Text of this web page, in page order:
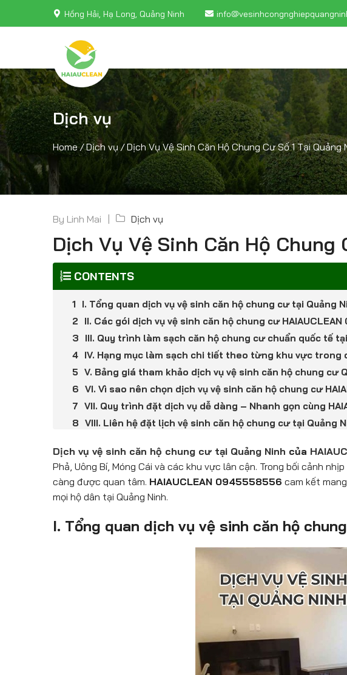
Hồng Hải, Hạ Long, Quảng Ninh
Dịch vụ
Home/Dịch vụ /Dịch Vụ Vệ Sinh Căn Hộ Chung Cư Số 1 Tại Quảng
By Linh Mai Dịch vụ
Dịch Vụ Vệ Sinh Căn Hộ Chung
CONTENTS
I. Tổng quan dịch vụ vệ sinh căn hộ chung cư tại Quảng
II. Các gói dịch vụ vệ sinh căn hộ chung cư
III. Quy trình làm sạch căn hộ chung cư chuẩn quốc tế
IV. Hạng mục làm sạch chi tiết theo từng khu vực trong
V. Bảng giá tham khảo dịch vụ vệ sinh căn hộ chung cư
VI. Vì sao nên chọn dịch vụ vệ sinh căn hộ chung cư
VII. Quy trình đặt dịch vụ dễ dàng – Nhanh gọn cùng
VIII. Liên hệ đặt lịch vệ sinh căn hộ chung cư tại Quảng
Dịch vụ vệ sinh căn hộ chung cư tại Quảng Ninh của
Phả, Uông Bí, Móng Cái và các khu vực lân cận. Trong bối cảnh
càng được quan tâm. HAIAUCLEAN 0945558556 cam kết
mọi hộ dân tại Quảng Ninh.
I. Tổng quan dịch vụ vệ sinh căn hộ